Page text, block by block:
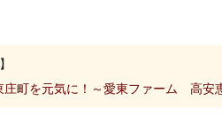
庄町を元気に！～愛東ファーム 高安